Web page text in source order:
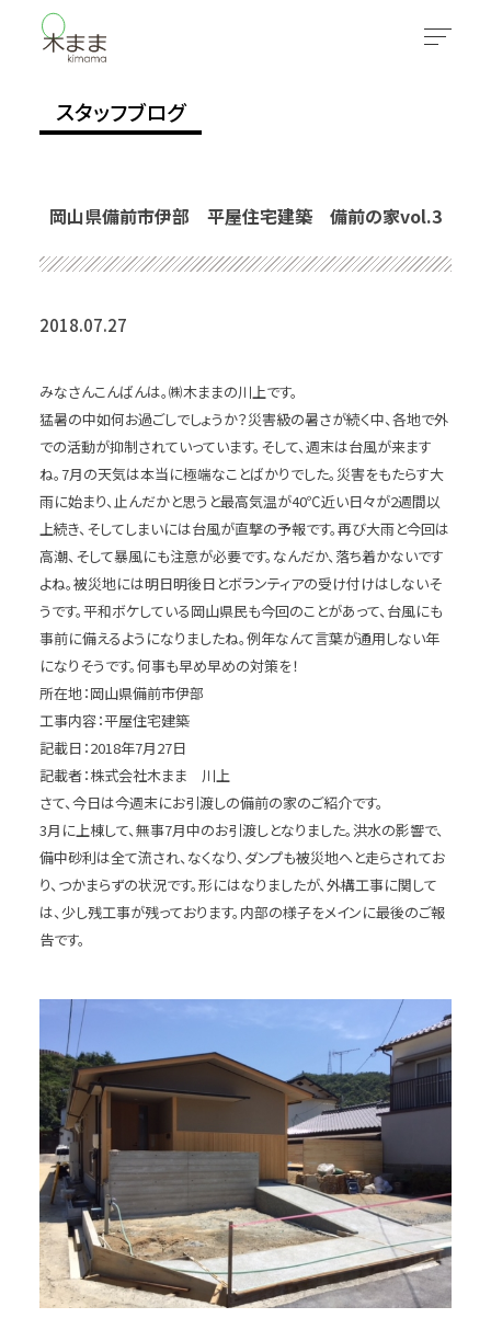
スタッフブログ
岡山県備前市伊部 平屋住宅建築 備前の家vol.3
2018.07.27
みなさんこんばんは。㈱木ままの川上です。
猛暑の中如何お過ごしでしょうか？災害級の暑さが続く中、各地で外
での活動が抑制されていっています。そして、週末は台風が来ます
ね。7月の天気は本当に極端なことばかりでした。災害をもたらす大
雨に始まり、止んだかと思うと最高気温が40℃近い日々が2週間以
上続き、そしてしまいには台風が直撃の予報です。再び大雨と今回は
高潮、そして暴風にも注意が必要です。なんだか、落ち着かないです
よね。被災地には明日明後日とボランティアの受け付けはしないそ
うです。平和ボケしている岡山県民も今回のことがあって、台風にも
事前に備えるようになりましたね。例年なんて言葉が通用しない年
になりそうです。何事も早め早めの対策を！
所在地：岡山県備前市伊部
工事内容：平屋住宅建築
記載日：2018年7月27日
記載者：株式会社木まま 川上
さて、今日は今週末にお引渡しの備前の家のご紹介です。
3月に上棟して、無事7月中のお引渡しとなりました。洪水の影響で、
備中砂利は全て流され、なくなり、ダンプも被災地へと走らされてお
り、つかまらずの状況です。形にはなりましたが、外構工事に関して
は、少し残工事が残っております。内部の様子をメインに最後のご報
告です。